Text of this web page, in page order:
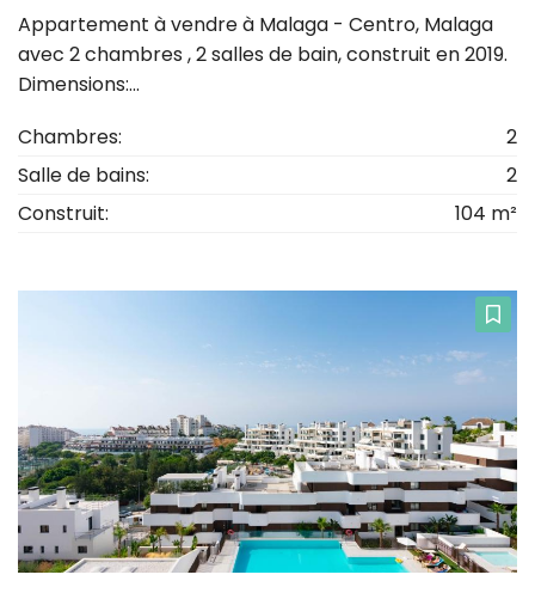
Appartement à vendre à Malaga - Centro, Malaga
avec 2 chambres , 2 salles de bain, construit en 2019.
Dimensions:...
Chambres:
2
Salle de bains:
2
Construit:
104 m²